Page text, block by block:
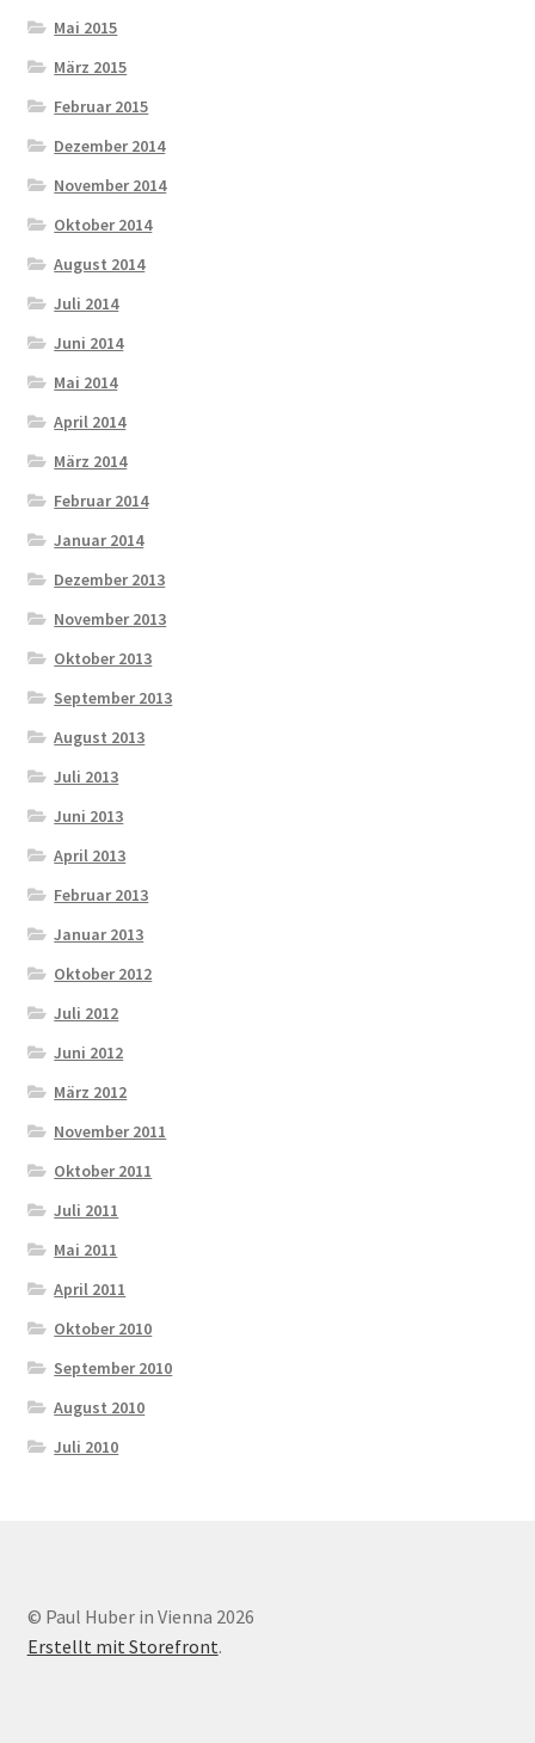
Mai 2015
März 2015
Februar 2015
Dezember 2014
November 2014
Oktober 2014
August 2014
Juli 2014
Juni 2014
Mai 2014
April 2014
März 2014
Februar 2014
Januar 2014
Dezember 2013
November 2013
Oktober 2013
September 2013
August 2013
Juli 2013
Juni 2013
April 2013
Februar 2013
Januar 2013
Oktober 2012
Juli 2012
Juni 2012
März 2012
November 2011
Oktober 2011
Juli 2011
Mai 2011
April 2011
Oktober 2010
September 2010
August 2010
Juli 2010
© Paul Huber in Vienna 2026
Erstellt mit Storefront.